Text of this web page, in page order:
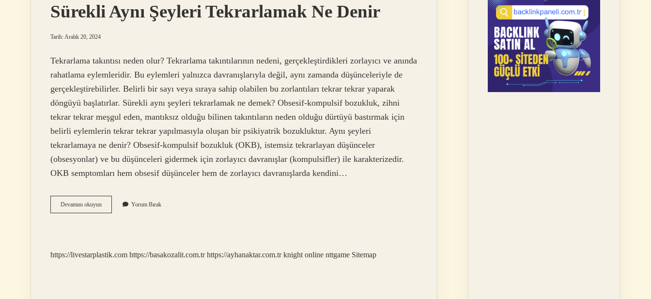
Sürekli Aynı Şeyleri Tekrarlamak Ne Denir
Tarih: Aralık 20, 2024
Tekrarlama takıntısı neden olur? Tekrarlama takıntılarının nedeni, gerçekleştirdikleri zorlayıcı ve anında
rahatlama eylemleridir. Bu eylemleri yalnızca davranışlarıyla değil, aynı zamanda düşünceleriyle de
gerçekleştirebilirler. Belirli bir sayı veya sıraya sahip olabilen bu zorlantıları tekrar tekrar yaparak
döngüyü başlatırlar. Sürekli aynı şeyleri tekrarlamak ne demek? Obsesif-kompulsif bozukluk, zihni
tekrar tekrar meşgul eden, mantıksız olduğu bilinen takıntıların neden olduğu dürtüyü bastırmak için
belirli eylemlerin tekrar tekrar yapılmasıyla oluşan bir psikiyatrik bozukluktur. Aynı şeyleri
tekrarlamaya ne denir? Obsesif-kompulsif bozukluk (OKB), istemsiz tekrarlayan düşünceler
(obsesyonlar) ve bu düşünceleri gidermek için zorlayıcı davranışlar (kompulsifler) ile karakterizedir.
OKB semptomları hem obsesif düşünceler hem de zorlayıcı davranışlarda kendini…
Devamını okuyunSürekli
Aynı
Yorum Bırak
https://livestarplastik.com https://basakozalit.com.tr https://ayhanaktar.com.tr knight online nttgame Sitemap